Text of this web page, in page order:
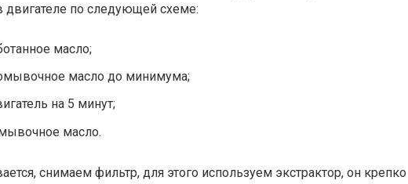
двигателе по следующей схеме:
масло;
масло до минимума;
на 5 минут;
масло.
снимаем фильтр, для этого используем экстрактор, он крепко